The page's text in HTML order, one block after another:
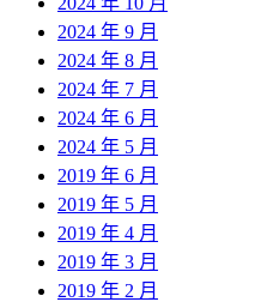
2024 年 9 月
2024 年 8 月
2024 年 7 月
2024 年 6 月
2024 年 5 月
2019 年 6 月
2019 年 5 月
2019 年 4 月
2019 年 3 月
2019 年 2 月